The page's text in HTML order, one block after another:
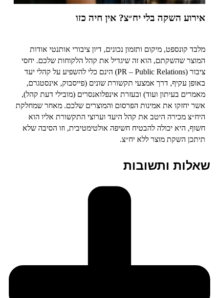
אירוע השקה בלי יח״צ? אין חיה כזו
מלבד קונספט, מיקום ותזמון נכונים, דיון ציבורי אותנטי אודות
המוצר שהשקתם, הוא זה שיגדיל את קהל הלקוחות שלכם. יחסי
ציבור (PR – Public Relations) הינם כלי להשפיע על קהלי יעד
באופן עקיף, דרך אמצעי תקשורת שונים (פייסבוק, אינסטגרם,
מאמרים בעיתון ועוד) ובעזרת אינפלואנסרים (מובילי דעת קהל),
אשר יחזקו את אמינות הפרסום והמוצרים שלכם. מאחר שמחלקת
היח״צ מכירה היטב את קהל היעד וערוצי התקשורת אליו הוא
חשוף, היא יכולה להבטיח חשיפה אולטימטיבית, וזו הסיבה שלא
תיתכן השקת מוצר ללא יח״צ.
שאלות ותשובות